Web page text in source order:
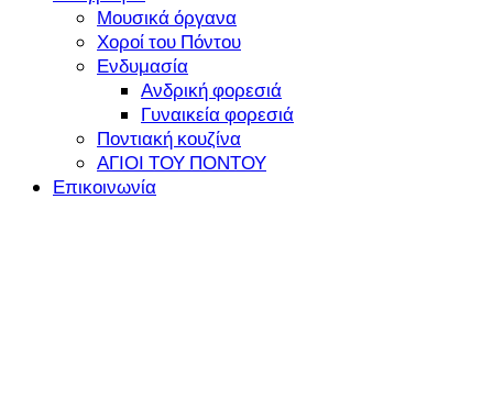
Μουσικά όργανα
Χοροί του Πόντου
Ενδυμασία
Ανδρική φορεσιά
Γυναικεία φορεσιά
Ποντιακή κουζίνα
ΑΓΙΟΙ ΤΟΥ ΠΟΝΤΟΥ
Επικοινωνία